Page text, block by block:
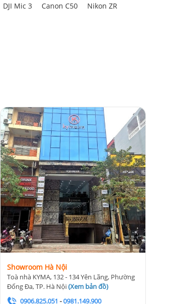
DJI Mic 3 Canon C50
Nikon ZR
Showroom Hà Nội
Toà nhà KYMA, 132 - 134 Yên Lãng, Phường
Đống Đa, TP. Hà Nội(Xem bản đồ)
0906.825.051 -0981.149.900